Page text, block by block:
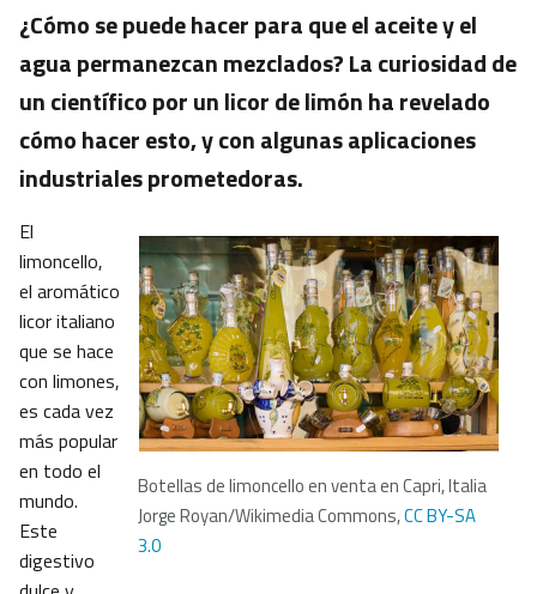
¿Cómo se puede hacer para que el aceite y el
agua permanezcan mezclados? La curiosidad de
un científico por un licor de limón ha revelado
cómo hacer esto, y con algunas aplicaciones
industriales prometedoras.
Botellas de limoncello en venta en Capri, Italia
Jorge Royan/Wikimedia Commons,CC BY-SA
3.0
El
limoncello,
el aromático
licor italiano
que se hace
con limones,
es cada vez
más popular
en todo el
mundo.
Este
digestivo